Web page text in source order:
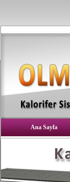
Ana Sayfa